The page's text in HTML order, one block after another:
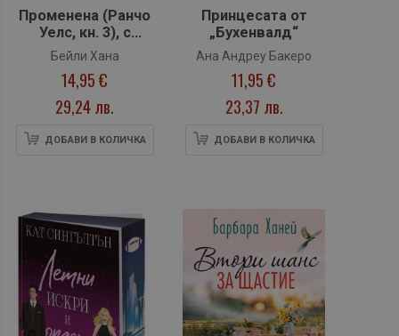
Променена (Ранчо
Уелс, кн. 3), с
цветни порезки
Бейли Хана
14,95 €
29,24 лв.
ДОБАВИ В КОЛИЧКА
Принцесата от
„Бухенвалд“
Ана Андреу Бакеро
11,95 €
23,37 лв.
ДОБАВИ В КОЛИЧКА